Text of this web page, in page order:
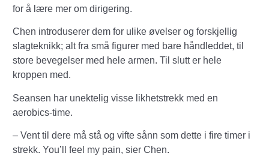
for å lære mer om dirigering.
Chen introduserer dem for ulike øvelser og forskjellig
slagteknikk; alt fra små figurer med bare håndleddet, til
store bevegelser med hele armen. Til slutt er hele
kroppen med.
Seansen har unektelig visse likhetstrekk med en
aerobics-time.
– Vent til dere må stå og vifte sånn som dette i fire timer i
strekk. You’ll feel my pain, sier Chen.